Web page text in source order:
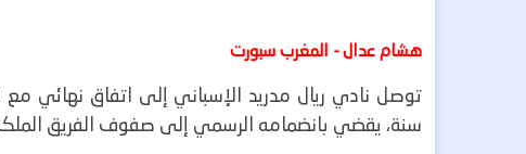
هشام عدال - المغرب سبورت
سنة، يقضي بانضمامه الرسمي إلى صفوف الفريق